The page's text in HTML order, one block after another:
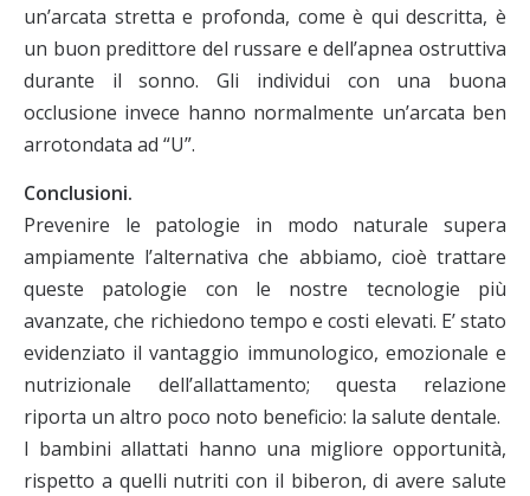
un’arcata stretta e profonda, come è qui descritta, è
un buon predittore del russare e dell’apnea ostruttiva
durante il sonno. Gli individui con una buona
occlusione invece hanno normalmente un’arcata ben
arrotondata ad “U”.
Conclusioni.
Prevenire le patologie in modo naturale supera
ampiamente l’alternativa che abbiamo, cioè trattare
queste patologie con le nostre tecnologie più
avanzate, che richiedono tempo e costi elevati. E’ stato
evidenziato il vantaggio immunologico, emozionale e
nutrizionale dell’allattamento; questa relazione
riporta un altro poco noto beneficio: la salute dentale.
I bambini allattati hanno una migliore opportunità,
rispetto a quelli nutriti con il biberon, di avere salute